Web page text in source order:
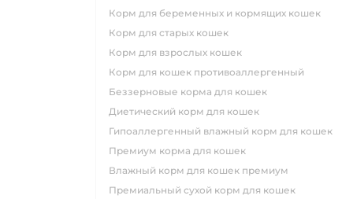
корм для беременных и кормящих кошек
корм для старых кошек
корм для взрослых кошек
корм для кошек противоаллергенный
беззерновые корма для кошек
диетический корм для кошек
гипоаллергенный влажный корм для кошек
премиум корма для кошек
влажный корм для кошек премиум
премиальный сухой корм для кошек